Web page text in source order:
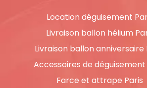
Location déguisement
Livraison ballon hélium
Livraison ballon anniversaire
Accessoires de déguisement
Farce et attrape Paris